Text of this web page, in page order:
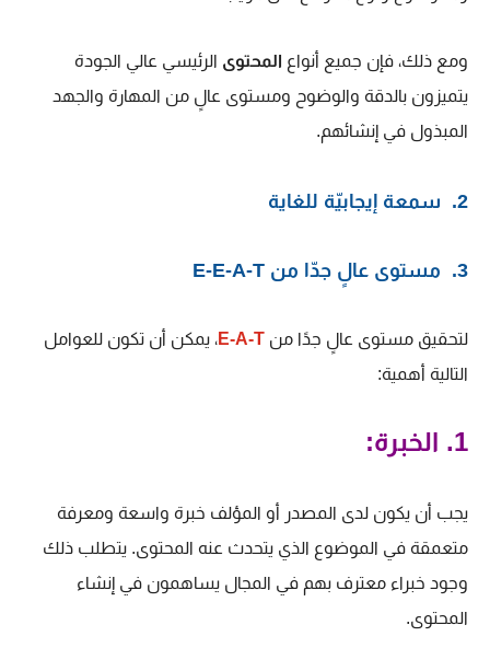
ومع ذلك، فإن جميع أنواع المحتوى الرئيسي عالي الجودة
يتميزون بالدقة والوضوح ومستوى عالٍ من المهارة والجهد
المبذول في إنشائهم.
2. سمعة إيجابيّة للغاية
3. مستوى عالٍ جدّا من E-E-A-T
لتحقيق مستوى عالٍ جدًا من E-A-T، يمكن أن تكون للعوامل
التالية أهمية:
1. الخبرة:
يجب أن يكون لدى المصدر أو المؤلف خبرة واسعة ومعرفة
متعمقة في الموضوع الذي يتحدث عنه المحتوى. يتطلب ذلك
وجود خبراء معترف بهم في المجال يساهمون في إنشاء
المحتوى.